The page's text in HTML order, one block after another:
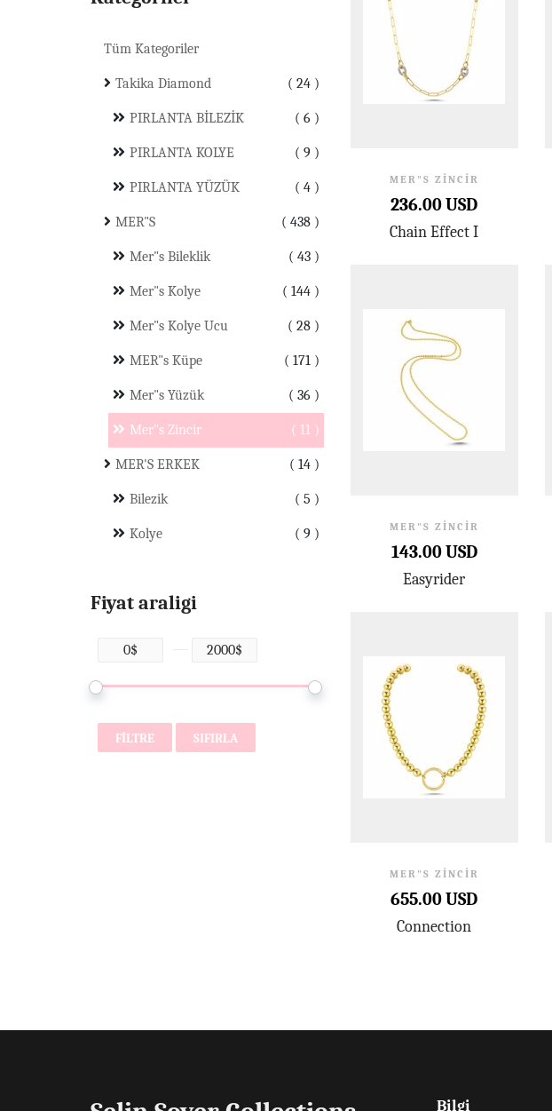
Tüm Kategoriler
24
Takika Diamond
6
PIRLANTA BİLEZİK
9
PIRLANTA KOLYE
4
PIRLANTA YÜZÜK
438
MER"S
43
Mer"s Bileklik
144
Mer"s Kolye
28
Mer"s Kolye Ucu
171
MER"s Küpe
36
Mer"s Yüzük
11
Mer"s Zincir
14
MER'S ERKEK
5
Bilezik
9
Kolye
Fiyat araligi
FILTRE SIFIRLA
MER"S ZINCIR
236.00 USD
Chain Effect I
MER"S ZINCIR
143.00 USD
Easyrider
MER"S ZINCIR
655.00 USD
Connection
Bilgi